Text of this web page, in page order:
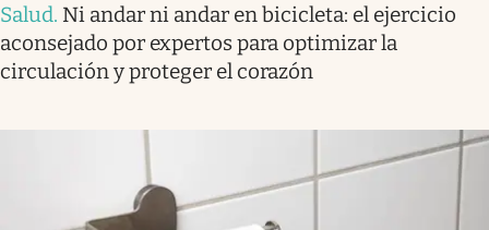
Salud. Ni andar ni andar en bicicleta: el ejercicio
aconsejado por expertos para optimizar la
circulación y proteger el corazón